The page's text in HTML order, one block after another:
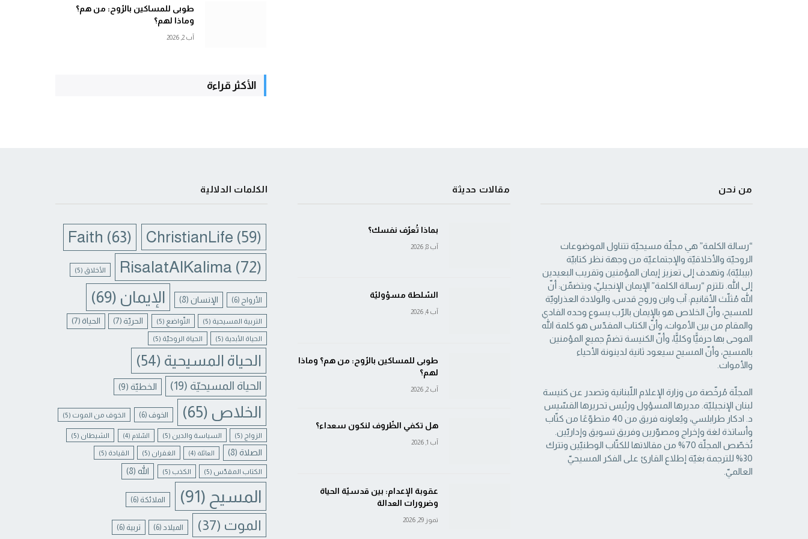
طوبى للمساكين بالرّوح: من هم؟
وماذا لهم؟
آب 2, 2026
الأكثر قراءة
من نحن
“رسالة الكلمة” هي مجلّة مسيحيّة تتناول الموضوعات
الروحيّة والأخلاقيّة والإجتماعيّة من ‏وجهة نظر كتابيّة
(بيبليّة)، وتهدف إلى تعزيز إيمان المؤمنين وتقريب البعيدين
إلى الله. تلتزم “رسالة ‏الكلمة” الإيمان الإنجيليّ، ويتضمّن: أنّ
الله مُثلّث الأقانيم: آب وابن وروح قدس، والولادة العذراويّة
‏للمسيح، وأنّ الخلاص هو بالإيمان بالرّب يسوع وحده الفادي
والمقام من بين الأموات، وأنّ الكتاب ‏المقدّس هو كلمة الله
الموحى بها حرفيًّا وكليًّا، وأنّ الكنيسة تضمّ جميع المؤمنين
بالمسيح، وأنّ المسيح ‏سيعود ثانية لدينونة الأحياء
والأموات. ‏
المجلّة مُرخّصة من وزارة الإعلام اللّبنانية وتصدر عن كنيسة
لبنان الإنجيليّة. مديرها المسؤول ‏ورئيس تحريرها القسّيس
د. ادكار طرابلسي، ويُعاونه فريق من 40 متطوّعًا من كتّاب
وأساتذة لغة ‏وإخراج ومصوّرين وفريق تسويق وإداريّين.
تُخصّص المجلّة 70% من مقالاتها للكتّاب الوطنيّين ‏وتترك
30% للترجمة بغيّة إطلاع القارئ على الفكر المسيحيّ
العالميّ.‏
مقالات حديثة
بماذا تُعرّف نفسك؟
آب 8, 2026
السّلطة مسؤوليّة
آب 4, 2026
طوبى للمساكين بالرّوح: من هم؟ وماذا
لهم؟
آب 2, 2026
هل تكفي الظّروف لنكون سعداء؟
آب 1, 2026
عقوبة الإعدام: بين قدسيّة الحياة
وضرورات العدالة
تموز 29, 2026
الكلمات الدلالية
ChristianLife (59)
Faith (63)
RisalatAlKalima (72) الأخلاق (5)
الأرواح (6) الإنسان(8) الإيمان (69)
التربية المسيحية (5) التّواضع (5) الحريّة (7) الحياة (7)
الحياة الأبدية (5) الحياة الروحيّة (5)
الحياة المسيحية (54)
الحياة المسيحيّة (19) الخطيّة(9)
الخلاص (65) الخوف (6) الخوف من الموت (5)
الزواج (5) السياسة والدين (5) السّلام (4) الشيطان (5)
الصلاة (8) العائلة (4) الغفران (5) القيادة (5)
الكتاب المقدّس (5) الكذب (5) الله(8)
المسيح (91) الملائكة (6)
الموت (37) الميلاد (6) تربية (6)